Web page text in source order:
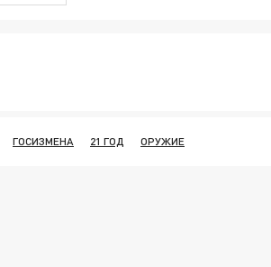
ГОСИЗМЕНА 21 ГОД ОРУЖИЕ